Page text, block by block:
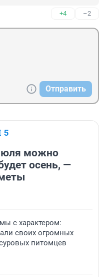
+4 –2
Отправить
5
можно
осень, —
с характером:
своих огромных
питомцев